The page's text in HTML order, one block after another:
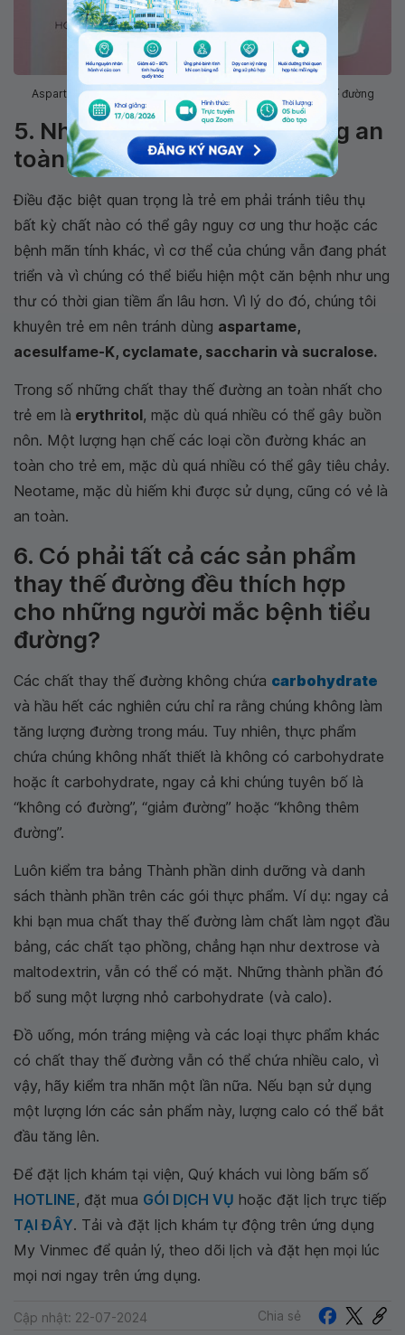
Aspartame là cái tên đứng đầu danh sách các chất thay thế đường
5. Những chất thay thế đường an
toàn nhất cho trẻ em là gì?
Điều đặc biệt quan trọng là trẻ em phải tránh tiêu thụ
bất kỳ chất nào có thể gây nguy cơ ung thư hoặc các
bệnh mãn tính khác, vì cơ thể của chúng vẫn đang phát
triển và vì chúng có thể biểu hiện một căn bệnh như ung
thư có thời gian tiềm ẩn lâu hơn. Vì lý do đó, chúng tôi
khuyên trẻ em nên tránh dùng aspartame,
acesulfame-K, cyclamate, saccharin và sucralose.
Trong số những chất thay thế đường an toàn nhất cho
trẻ em là erythritol, mặc dù quá nhiều có thể gây buồn
nôn. Một lượng hạn chế các loại cồn đường khác an
toàn cho trẻ em, mặc dù quá nhiều có thể gây tiêu chảy.
Neotame, mặc dù hiếm khi được sử dụng, cũng có vẻ là
an toàn.
6. Có phải tất cả các sản phẩm
thay thế đường đều thích hợp
cho những người mắc bệnh tiểu
đường?
Các chất thay thế đường không chứa carbohydrate
và hầu hết các nghiên cứu chỉ ra rằng chúng không làm
tăng lượng đường trong máu. Tuy nhiên, thực phẩm
chứa chúng không nhất thiết là không có carbohydrate
hoặc ít carbohydrate, ngay cả khi chúng tuyên bố là
“không có đường”, “giảm đường” hoặc “không thêm
đường”.
Luôn kiểm tra bảng Thành phần dinh dưỡng và danh
sách thành phần trên các gói thực phẩm. Ví dụ: ngay cả
khi bạn mua chất thay thế đường làm chất làm ngọt đầu
bảng, các chất tạo phồng, chẳng hạn như dextrose và
maltodextrin, vẫn có thể có mặt. Những thành phần đó
bổ sung một lượng nhỏ carbohydrate (và calo).
Đồ uống, món tráng miệng và các loại thực phẩm khác
có chất thay thế đường vẫn có thể chứa nhiều calo, vì
vậy, hãy kiểm tra nhãn một lần nữa. Nếu bạn sử dụng
một lượng lớn các sản phẩm này, lượng calo có thể bắt
đầu tăng lên.
Để đặt lịch khám tại viện, Quý khách vui lòng bấm số
HOTLINE, đặt mua GÓI DỊCH VỤ hoặc đặt lịch trực tiếp
TẠI ĐÂY. Tải và đặt lịch khám tự động trên ứng dụng
My Vinmec để quản lý, theo dõi lịch và đặt hẹn mọi lúc
mọi nơi ngay trên ứng dụng.
Cập nhật: 22-07-2024 Chia sẻ